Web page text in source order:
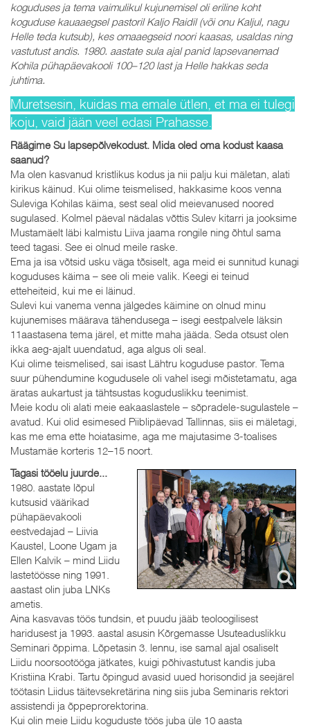
koguduses ja tema vaimulikul kujunemisel oli eriline koht
koguduse kauaaegsel pastoril Kaljo Raidil (või onu Kaljul, nagu
Helle teda kutsub), kes omaaegseid noori kaasas, usaldas ning
vastutust andis. 1980. aastate sula ajal panid lapsevanemad
Kohila pühapäevakooli 100–120 last ja Helle hakkas seda
juhtima.
Muretsesin, kuidas ma emale ütlen, et ma ei tulegi
koju, vaid jään veel edasi Prahasse.
Räägime Su lapsepõlvekodust. Mida oled oma kodust kaasa
saanud?
Ma olen kasvanud kristlikus kodus ja nii palju kui mäletan, alati
kirikus käinud. Kui olime teismelised, hakkasime koos venna
Suleviga Kohilas käima, sest seal olid meievanused noored
sugulased. Kolmel päeval nädalas võttis Sulev kitarri ja jooksime
Mustamäelt läbi kalmistu Liiva jaama rongile ning õhtul sama
teed tagasi. See ei olnud meile raske.
Ema ja isa võtsid usku väga tõsiselt, aga meid ei sunnitud kunagi
koguduses käima – see oli meie valik. Keegi ei teinud
etteheiteid, kui me ei läinud.
Sulevi kui vanema venna jälgedes käimine on olnud minu
kujunemises määrava tähendusega – isegi eestpalvele läksin
11aastasena tema järel, et mitte maha jääda. Seda otsust olen
ikka aeg-ajalt uuendatud, aga algus oli seal.
Kui olime teismelised, sai isast Lähtru koguduse pastor. Tema
suur pühendumine kogudusele oli vahel isegi mõistetamatu, aga
äratas aukartust ja tähtsustas koguduslikku teenimist.
Meie kodu oli alati meie eakaaslastele – sõpradele-sugulastele –
avatud. Kui olid esimesed Piiblipäevad Tallinnas, siis ei mäletagi,
kas me ema ette hoiatasime, aga me majutasime 3-toalises
Mustamäe korteris 12–15 noort.
Tagasi tööelu juurde...
1980. aastate lõpul
kutsusid väärikad
pühapäevakooli
eestvedajad – Liivia
Kaustel, Loone Ugam ja
Ellen Kalvik – mind Liidu
lastetöösse ning 1991.
aastast olin juba LNKs
ametis.
Aina kasvavas töös tundsin, et puudu jääb teoloogilisest
haridusest ja 1993. aastal asusin Kõrgemasse Usuteaduslikku
Seminari õppima. Lõpetasin 3. lennu, ise samal ajal osaliselt
Liidu noorsootööga jätkates, kuigi põhivastutust kandis juba
Kristiina Krabi. Tartu õpingud avasid uued horisondid ja seejärel
töötasin Liidus täitevsekretärina ning siis juba Seminaris rektori
assistendi ja õppeprorektorina.
Kui olin meie Liidu koguduste töös juba üle 10 aasta